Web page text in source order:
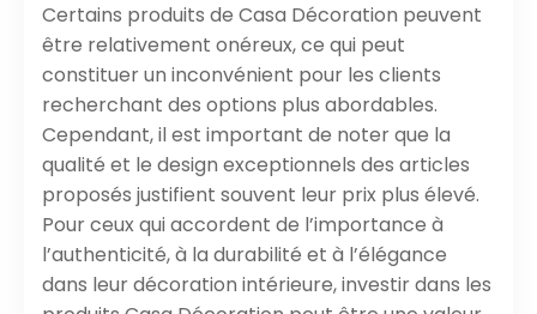
Certains produits de Casa Décoration peuvent
être relativement onéreux, ce qui peut
constituer un inconvénient pour les clients
recherchant des options plus abordables.
Cependant, il est important de noter que la
qualité et le design exceptionnels des articles
proposés justifient souvent leur prix plus élevé.
Pour ceux qui accordent de l’importance à
l’authenticité, à la durabilité et à l’élégance
dans leur décoration intérieure, investir dans les